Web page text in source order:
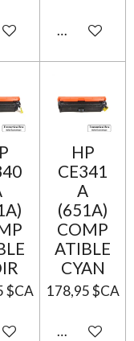
au panierAjouter au
$CA
au panier
HP
CE341
A
(651A)
COMP
ATIBLE
CYAN
178,95 $CA
Ajouter au